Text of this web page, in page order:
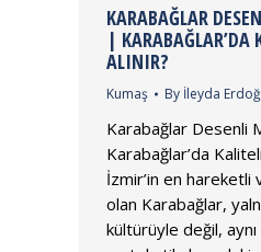
KARABAĞLAR
| KARABAĞLAR’DA
ALINIR?
Kumaş By İleyda
Karabağlar Desenli
Karabağlar’da
İzmir’in en
olan Karabağlar,
kültürüyle değil,